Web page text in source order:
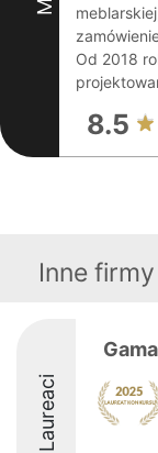
Od 2018
8.5
Inne
Laureaci